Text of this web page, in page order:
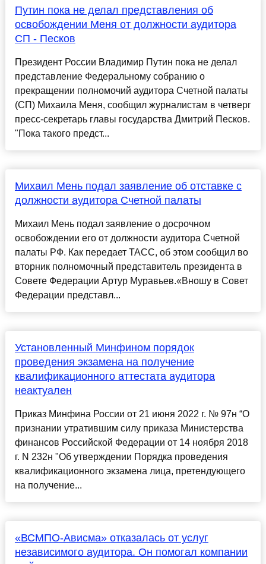
Путин пока не делал представления об
освобождении Меня от должности аудитора
СП - Песков
Президент России Владимир Путин пока не делал
представление Федеральному собранию о
прекращении полномочий аудитора Счетной палаты
(СП) Михаила Меня, сообщил журналистам в четверг
пресс-секретарь главы государства Дмитрий Песков.
"Пока такого предст...
Михаил Мень подал заявление об отставке с
должности аудитора Счетной палаты
Михаил Мень подал заявление о досрочном
освобождении его от должности аудитора Счетной
палаты РФ. Как передает ТАСС, об этом сообщил во
вторник полномочный представитель президента в
Совете Федерации Артур Муравьев.«Вношу в Совет
Федерации представл...
Установленный Минфином порядок
проведения экзамена на получение
квалификационного аттестата аудитора
неактуален
Приказ Минфина России от 21 июня 2022 г. № 97н “О
признании утратившим силу приказа Министерства
финансов Российской Федерации от 14 ноября 2018
г. N 232н "Об утверждении Порядка проведения
квалификационного экзамена лица, претендующего
на получение...
«ВСМПО-Ависма» отказалась от услуг
независимого аудитора. Он помогал компании